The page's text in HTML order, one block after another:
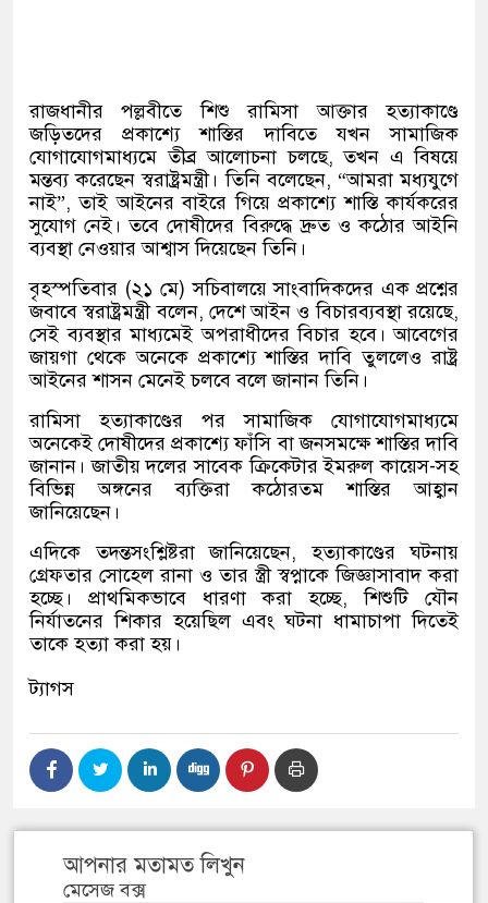
রাজধানীর পল্লবীতে শিশু রামিসা আক্তার হত্যাকাণ্ডে
জড়িতদের প্রকাশ্যে শাস্তির দাবিতে যখন সামাজিক
যোগাযোগমাধ্যমে তীব্র আলোচনা চলছে, তখন এ বিষয়ে
মন্তব্য করেছেন স্বরাষ্ট্রমন্ত্রী। তিনি বলেছেন, “আমরা মধ্যযুগে
নাই”, তাই আইনের বাইরে গিয়ে প্রকাশ্যে শাস্তি কার্যকরের
সুযোগ নেই। তবে দোষীদের বিরুদ্ধে দ্রুত ও কঠোর আইনি
ব্যবস্থা নেওয়ার আশ্বাস দিয়েছেন তিনি।
বৃহস্পতিবার (২১ মে) সচিবালয়ে সাংবাদিকদের এক প্রশ্নের
জবাবে স্বরাষ্ট্রমন্ত্রী বলেন, দেশে আইন ও বিচারব্যবস্থা রয়েছে,
সেই ব্যবস্থার মাধ্যমেই অপরাধীদের বিচার হবে। আবেগের
জায়গা থেকে অনেকে প্রকাশ্যে শাস্তির দাবি তুললেও রাষ্ট্র
আইনের শাসন মেনেই চলবে বলে জানান তিনি।
রামিসা হত্যাকাণ্ডের পর সামাজিক যোগাযোগমাধ্যমে
অনেকেই দোষীদের প্রকাশ্যে ফাঁসি বা জনসমক্ষে শাস্তির দাবি
জানান। জাতীয় দলের সাবেক ক্রিকেটারইমরুল কায়েস-সহ
বিভিন্ন অঙ্গনের ব্যক্তিরা কঠোরতম শাস্তির আহ্বান
জানিয়েছেন।
এদিকে তদন্তসংশ্লিষ্টরা জানিয়েছেন, হত্যাকাণ্ডের ঘটনায়
গ্রেফতার সোহেল রানা ও তার স্ত্রী স্বপ্নাকে জিজ্ঞাসাবাদ করা
হচ্ছে। প্রাথমিকভাবে ধারণা করা হচ্ছে, শিশুটি যৌন
নির্যাতনের শিকার হয়েছিল এবং ঘটনা ধামাচাপা দিতেই
তাকে হত্যা করা হয়।
ট্যাগস
আপনার মতামত লিখুন
মেসেজ বক্স